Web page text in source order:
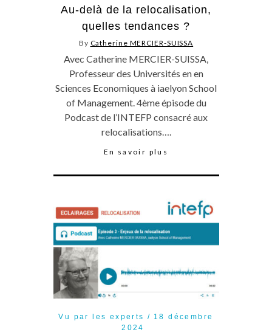
Au-delà de la relocalisation,
quelles tendances ?
By Catherine MERCIER-SUISSA
Avec Catherine MERCIER-SUISSA,
Professeur des Universités en en
Sciences Economiques à iaelyon School
of Management. 4ème épisode du
Podcast de l’INTEFP consacré aux
relocalisations….
En savoir plus
Vu par les experts
18 décembre
2024